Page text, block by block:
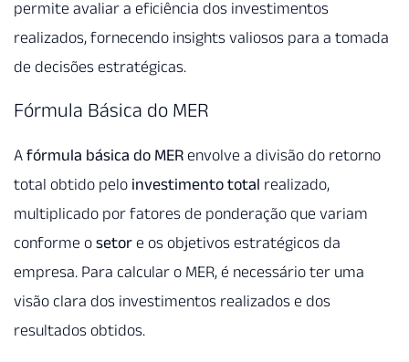
permite avaliar a eficiência dos investimentos
realizados, fornecendo insights valiosos para a tomada
de decisões estratégicas.
Fórmula Básica do MER
A fórmula básica do MER envolve a divisão do retorno
total obtido pelo investimento total realizado,
multiplicado por fatores de ponderação que variam
conforme o setor e os objetivos estratégicos da
empresa. Para calcular o MER, é necessário ter uma
visão clara dos investimentos realizados e dos
resultados obtidos.